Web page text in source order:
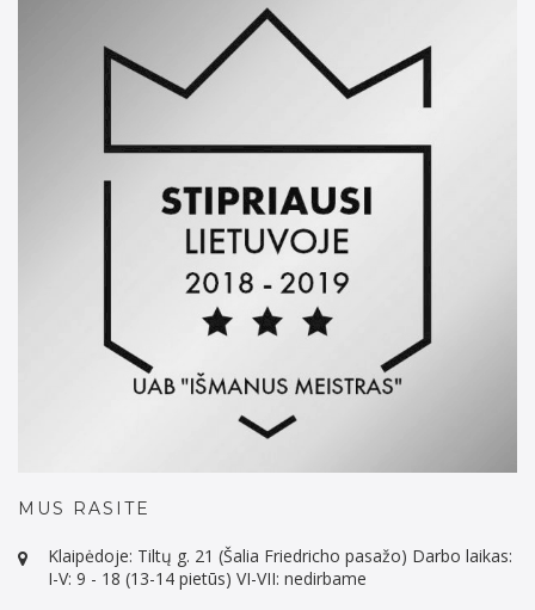
MUS RASITE
Klaipėdoje: Tiltų g. 21 (Šalia Friedricho pasažo) Darbo laikas:
I-V: 9 - 18 (13-14 pietūs) VI-VII: nedirbame